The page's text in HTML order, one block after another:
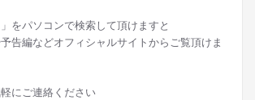
をパソコンで検索して頂けますと
告編などオフィシャルサイトからご覧頂けま
にご連絡ください